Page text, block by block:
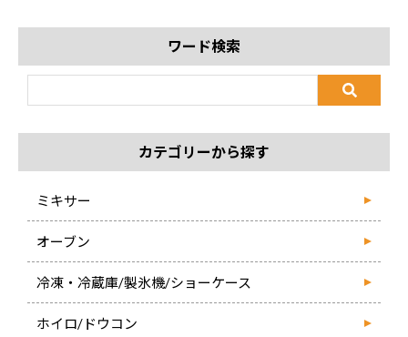
ワード検索
カテゴリーから探す
ミキサー
オーブン
冷凍・冷蔵庫/製氷機/ショーケース
ホイロ/ドウコン